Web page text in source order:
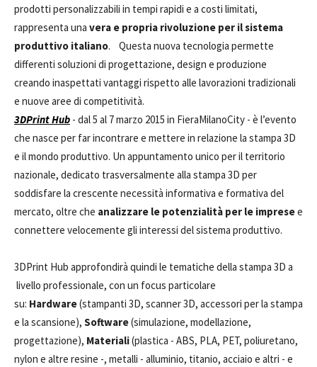
prodotti personalizzabili in tempi rapidi e a costi limitati,
rappresenta una vera e propria rivoluzione per il sistema
produttivo italiano. Questa nuova tecnologia permette
differenti soluzioni di progettazione, design e produzione
creando inaspettati vantaggi rispetto alle lavorazioni tradizionali
e nuove aree di competitività.
3DPrint Hub - dal 5 al 7 marzo 2015 in FieraMilanoCity - è l’evento
che nasce per far incontrare e mettere in relazione la stampa 3D
e il mondo produttivo. Un appuntamento unico per il territorio
nazionale, dedicato trasversalmente alla stampa 3D per
soddisfare la crescente necessità informativa e formativa del
mercato, oltre che analizzare le potenzialità per le impresee
connettere velocemente gli interessi del sistema produttivo.
3DPrint Hub approfondirà quindi le tematiche della stampa 3D a
livello professionale, con un focus particolare
su: Hardware(stampanti 3D, scanner 3D, accessori per la stampa
e la scansione), Software(simulazione, modellazione,
progettazione), Materiali(plastica - ABS, PLA, PET, poliuretano,
nylon e altre resine -, metalli - alluminio, titanio, acciaio e altri - e